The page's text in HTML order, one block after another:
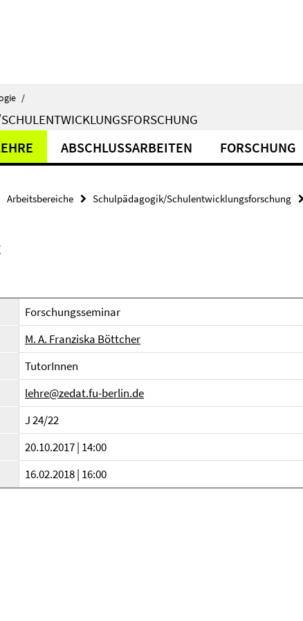
/
ABSCHLUSSARBEITEN FORSCHUNG
Arbeitsbereiche Schulpädagogik/Schulentwicklungsforschung
Forschungsseminar
M. A. Franziska Böttcher
TutorInnen
lehre@zedat.fu-berlin.de
J 24/22
20.10.2017 | 14:00
16.02.2018 | 16:00